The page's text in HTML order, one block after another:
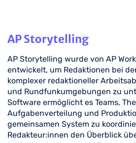
AP Storytelling
AP Storytelling wurde von AP
entwickelt, um Redaktionen bei
komplexer redaktioneller
und Rundfunkumgebungen zu
Software ermöglicht es Teams,
Aufgabenverteilung und
gemeinsamen System zu
Redakteur:innen den Überblick